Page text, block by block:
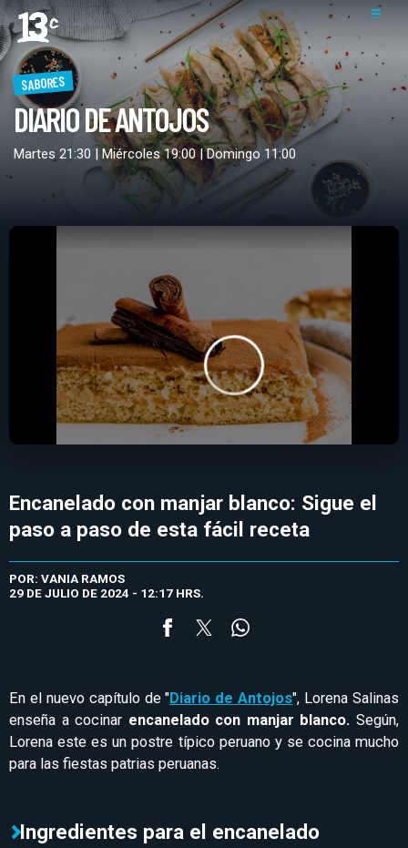
SABORES
DIARIO DE ANTOJOS
Martes 21:30 | Miércoles 19:00 | Domingo 11:00
Encanelado con manjar blanco: Sigue el
paso a paso de esta fácil receta
POR: VANIA RAMOS
29 DE JULIO DE 2024 - 12:17 HRS.
En el nuevo capítulo de "Diario de Antojos", Lorena Salinas
enseña a cocinar encanelado con manjar blanco. Según,
Lorena este es un postre típico peruano y se cocina mucho
para las fiestas patrias peruanas.
Ingredientes para el encanelado